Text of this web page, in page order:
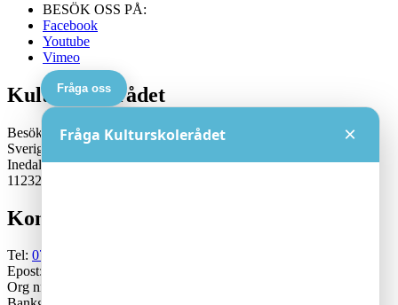
BESÖK OSS PÅ:
Facebook
Youtube
Vimeo
Kulturskolerådet
Besöksadress:
Sveriges Kulturskoleråd
Inedalsgatan 15
11232 Stockholm
Kontakt
Tel: 070-671 79 46
Epost:
Org nr: 802402-2561
Fråga oss
Fråga Kulturskolerådet ×